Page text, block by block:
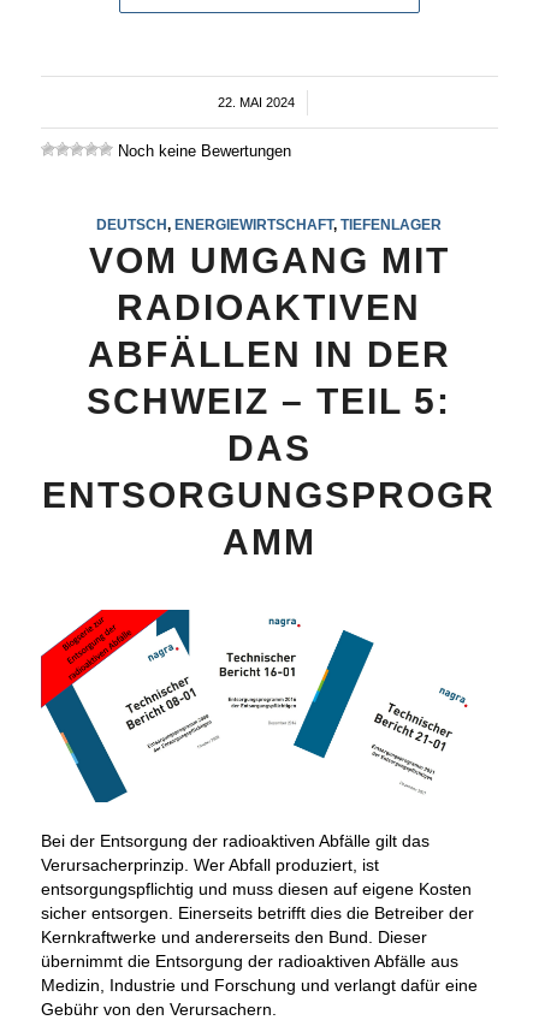
22. MAI 2024
/
Noch keine Bewertungen
DEUTSCH,ENERGIEWIRTSCHAFT,TIEFENLAGER
VOM UMGANG MIT
RADIOAKTIVEN
ABFÄLLEN IN DER
SCHWEIZ – TEIL 5:
DAS
ENTSORGUNGSPROGR
AMM
Bei der Entsorgung der radioaktiven Abfälle gilt das
Verursacherprinzip. Wer Abfall produziert, ist
entsorgungspflichtig und muss diesen auf eigene Kosten
sicher entsorgen. Einerseits betrifft dies die Betreiber der
Kernkraftwerke und andererseits den Bund. Dieser
übernimmt die Entsorgung der radioaktiven Abfälle aus
Medizin, Industrie und Forschung und verlangt dafür eine
Gebühr von den Verursachern.